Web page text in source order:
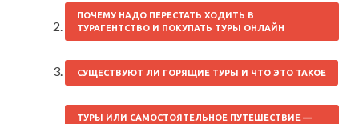
ПОЧЕМУ НАДО ПЕРЕСТАТЬ ХОДИТЬ В
ТУРАГЕНТСТВО И ПОКУПАТЬ ТУРЫ ОНЛАЙН
СУЩЕСТВУЮТ ЛИ ГОРЯЩИЕ ТУРЫ И ЧТО ЭТО ТАКОЕ
ТУРЫ ИЛИ САМОСТОЯТЕЛЬНОЕ ПУТЕШЕСТВИЕ —